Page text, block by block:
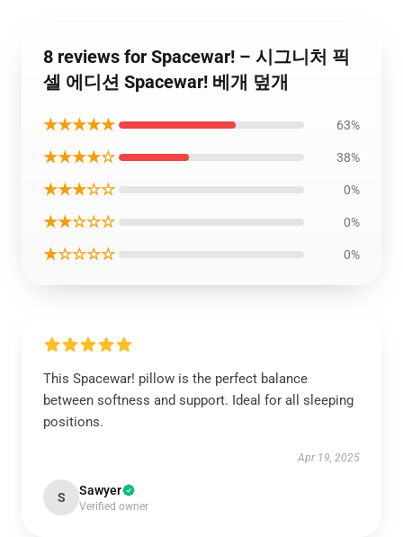
8 reviews for Spacewar! – 시그니처 픽
셀 에디션 Spacewar! 베개 덮개
★★★★★ 63%
★★★★☆ 38%
★★★☆☆ 0%
★★☆☆☆ 0%
★☆☆☆☆ 0%
This Spacewar! pillow is the perfect balance
between softness and support. Ideal for all sleeping
positions.
Apr 19, 2025
S Sawyer
Verified owner